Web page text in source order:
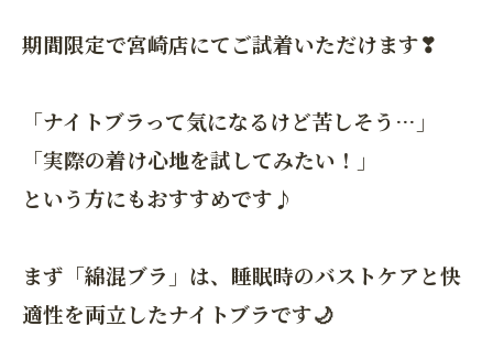
期間限定で宮崎店にてご試着いただけます❣
「ナイトブラって気になるけど苦しそう…」
「実際の着け心地を試してみたい！」
という方にもおすすめです♪
まず「綿混ブラ」は、睡眠時のバストケアと快
適性を両立したナイトブラです🌙